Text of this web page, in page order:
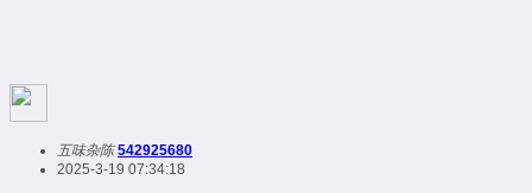
五味杂陈 542925680
2025-3-19 07:34:18